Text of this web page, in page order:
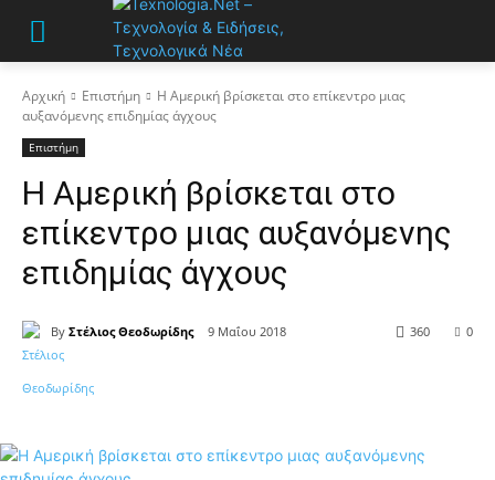
Αρχική Επιστήμη
Η Αμερική βρίσκεται στο επίκεντρο μιας
αυξανόμενης επιδημίας άγχους
Επιστήμη
Η Αμερική βρίσκεται στο
επίκεντρο μιας αυξανόμενης
επιδημίας άγχους
By Στέλιος Θεοδωρίδης 9 Μαΐου 2018 0
360